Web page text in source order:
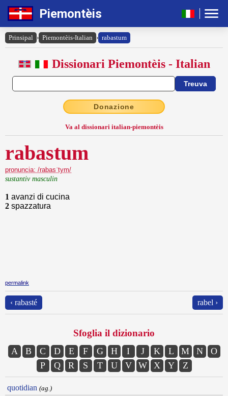
Piemontèis
Prinsipal › Piemontèis-Italian › rabastum
Dissionari Piemontèis - Italian
Donazione
Va al dissionari italian-piemontèis
rabastum
pronuncia: /rabasˈtym/
sustantiv masculin
1 avanzi di cucina
2 spazzatura
permalink
‹ rabasté rabel ›
Sfoglia il dizionario
A B C D E F G H I J K L M N
O
P
Q R S T U V W X Y Z
quotidian (ag.)